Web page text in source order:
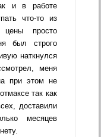
и в работе
что-то из
просто
был строго
наткнулся
меня
при этом не
так как
доставили
месяцев